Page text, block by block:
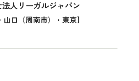
法人リーガルジャパン
山口（周南市）・東京】